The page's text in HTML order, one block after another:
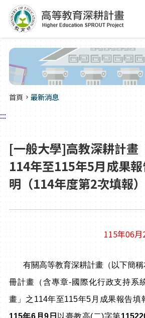
跳到主要內容區塊
首頁 最新消息
:::
[一般大學]高教深耕計畫
114年至115年5月成果
明（114年度第2次填報）
115年06
有關高等教育深耕計畫（以下簡稱
冊計畫（含專章-國際化行政支持系
畫」之114年至115年5月成果報告填
115年6月9日 以臺教高(二)字第